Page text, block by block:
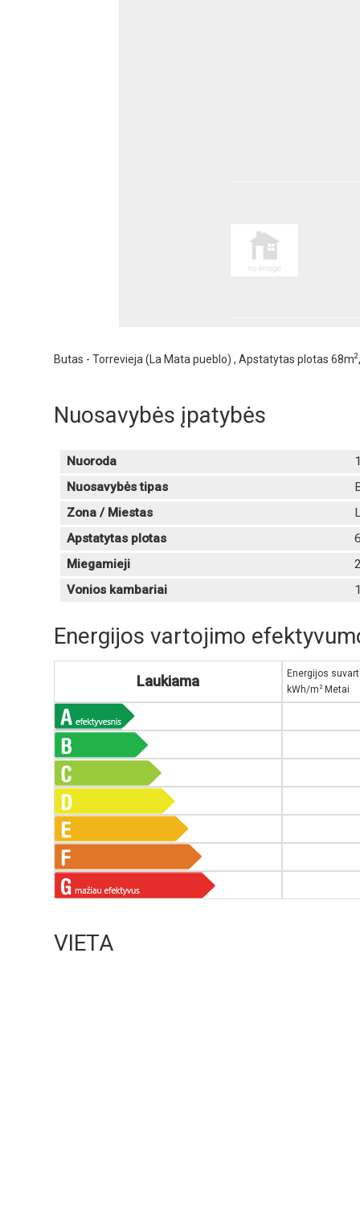
Butas - Torrevieja (La Mata pueblo) , Apstatytas plotas 68m2
Nuosavybės įpatybės
Nuoroda
Nuosavybės tipas
Zona / Miestas
Apstatytas plotas
Miegamieji
Vonios kambariai
Energijos vartojimo
Laukiama
Energijos
kWh/m 2Metai
VIETA